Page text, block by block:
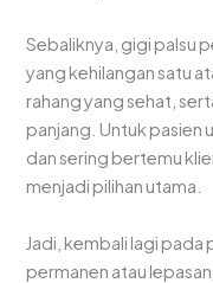
Sebaliknya, gigi palsu
yang kehilangan satu
rahang yang sehat,
panjang. Untuk
dan sering bertemu
menjadi pilihan utama.
Jadi, kembali lagi pada
permanen atau